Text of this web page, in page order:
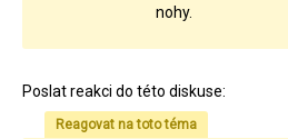
nohy.
Poslat reakci do této diskuse:
Reagovat na toto téma